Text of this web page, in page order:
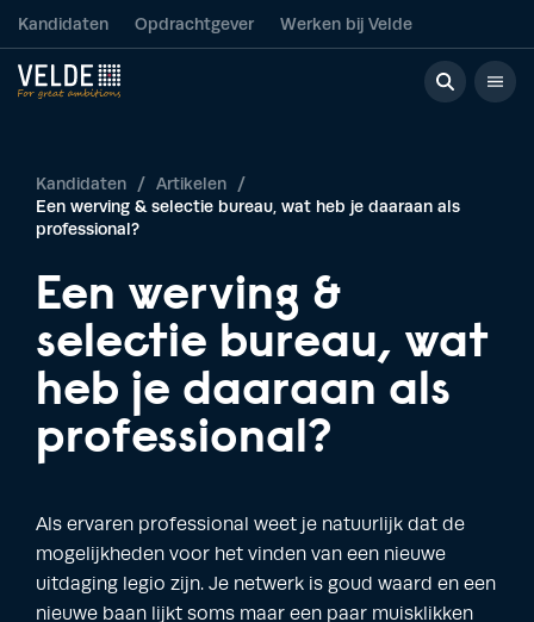
Kandidaten Opdrachtgever Werken bij Velde
Kandidaten / Artikelen
/
Een werving & selectie bureau, wat heb je daaraan als
professional?
Een werving &
selectie bureau, wat
heb je daaraan als
professional?
Als ervaren professional weet je natuurlijk dat de
mogelijkheden voor het vinden van een nieuwe
uitdaging legio zijn. Je netwerk is goud waard en een
nieuwe baan lijkt soms maar een paar muisklikken